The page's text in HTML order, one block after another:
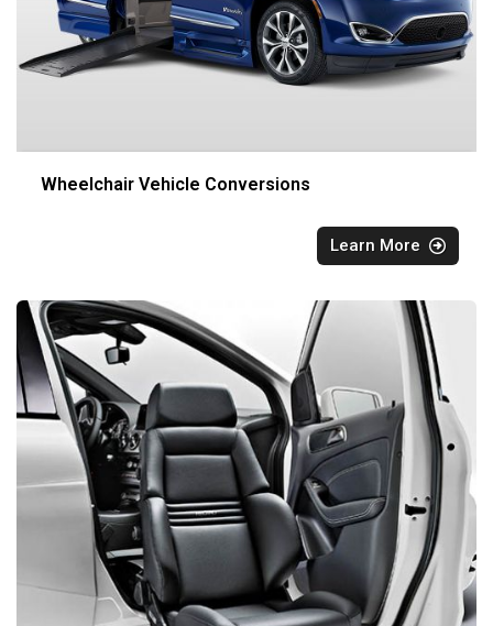
Wheelchair Vehicle Conversions
Learn More